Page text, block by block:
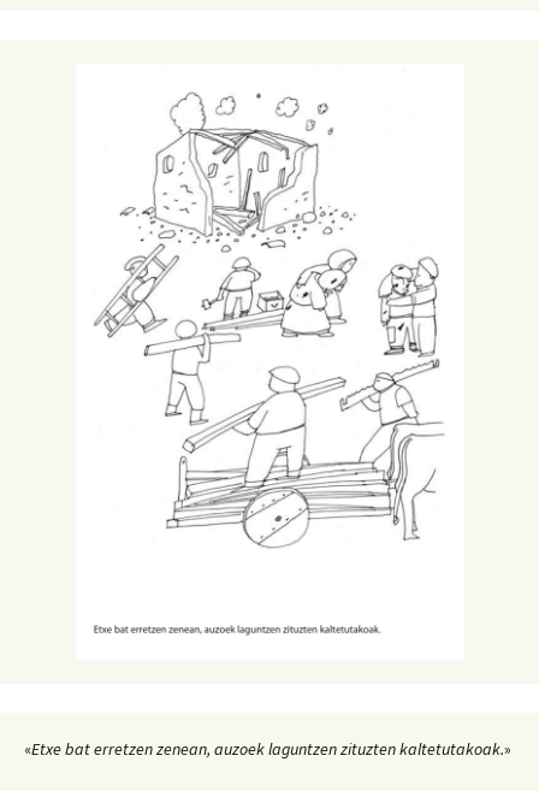
«Etxe bat erretzen zenean, auzoek laguntzen zituzten kaltetutakoak.»